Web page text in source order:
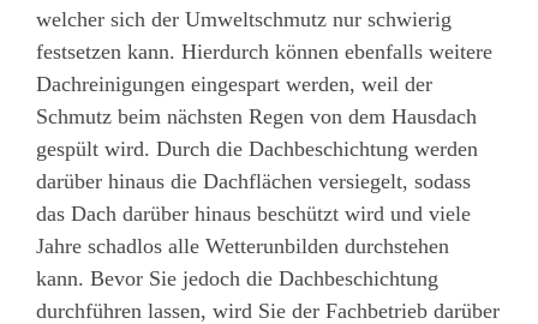
welcher sich der Umweltschmutz nur schwierig
festsetzen kann. Hierdurch können ebenfalls weitere
Dachreinigungen eingespart werden, weil der
Schmutz beim nächsten Regen von dem Hausdach
gespült wird. Durch die Dachbeschichtung werden
darüber hinaus die Dachflächen versiegelt, sodass
das Dach darüber hinaus beschützt wird und viele
Jahre schadlos alle Wetterunbilden durchstehen
kann. Bevor Sie jedoch die Dachbeschichtung
durchführen lassen, wird Sie der Fachbetrieb darüber